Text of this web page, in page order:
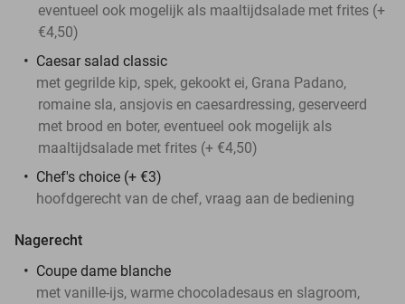
eventueel ook mogelijk als maaltijdsalade met frites (+
€4,50)
Caesar salad classic
met gegrilde kip, spek, gekookt ei, Grana Padano,
romaine sla, ansjovis en caesardressing, geserveerd
met brood en boter, eventueel ook mogelijk als
maaltijdsalade met frites (+ €4,50)
Chef's choice (+ €3)
hoofdgerecht van de chef, vraag aan de bediening
Nagerecht
Coupe dame blanche
met vanille-ijs, warme chocoladesaus en slagroom,